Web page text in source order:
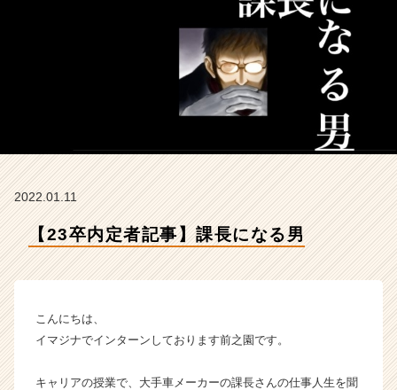
ン】
チ
ャ
成
業
ら
2022.01.11
【23卒内定者記事】課長になる男
こんにちは、
イマジナでインターンしております前之園です。
キャリアの授業で、大手車メーカーの課長さんの仕事人生を聞